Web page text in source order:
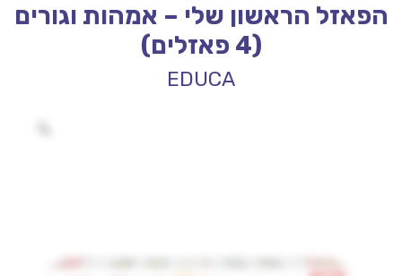
הפאזל הראשון שלי – אמהות וגורים
(4 פאזלים)
EDUCA